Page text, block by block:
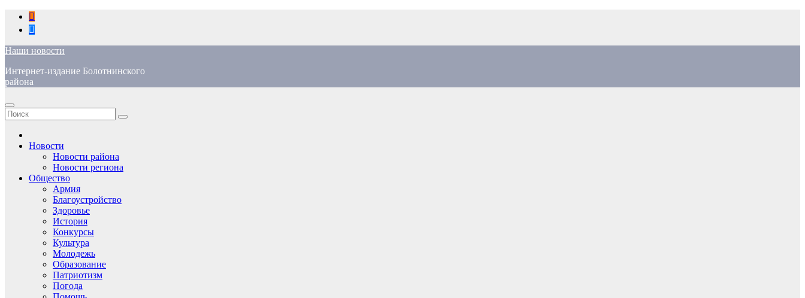
Перейти
содержимому
Наши новости
Интернет-издание Болотнинского
района
Новости
Новости района
Новости региона
Общество
Армия
Благоустройство
Здоровье
История
Конкурсы
Культура
Молодежь
Образование
Патриотизм
Погода